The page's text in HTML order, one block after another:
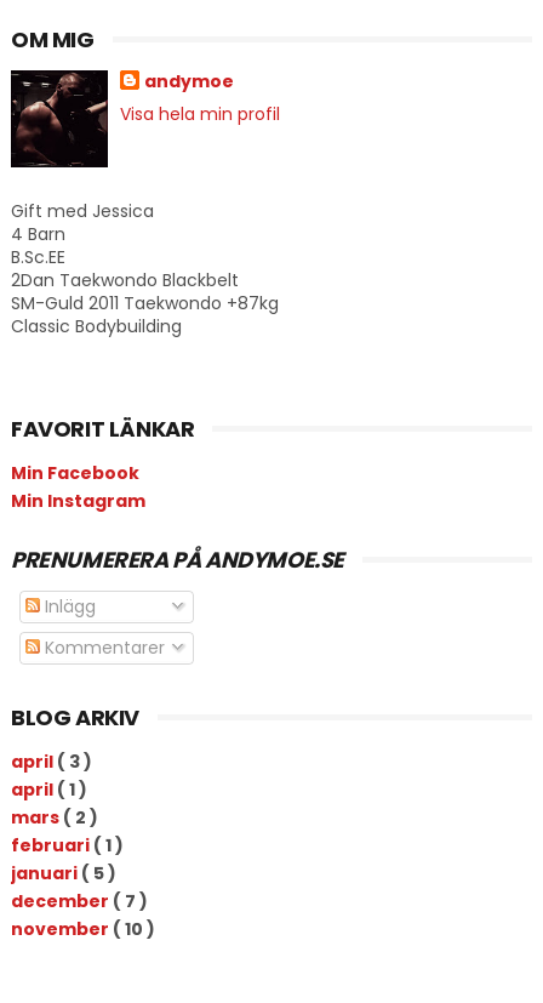
OM MIG
andymoe
Visa hela min profil
Gift med Jessica
4 Barn
B.Sc.EE
2Dan Taekwondo Blackbelt
SM-Guld 2011 Taekwondo +87kg
Classic Bodybuilding
FAVORIT LÄNKAR
Min Facebook
Min Instagram
PRENUMERERA PÅ ANDYMOE.SE
Inlägg
Kommentarer
BLOG ARKIV
april ( 3 )
april ( 1 )
mars ( 2 )
februari ( 1 )
januari ( 5 )
december ( 7 )
november ( 10 )